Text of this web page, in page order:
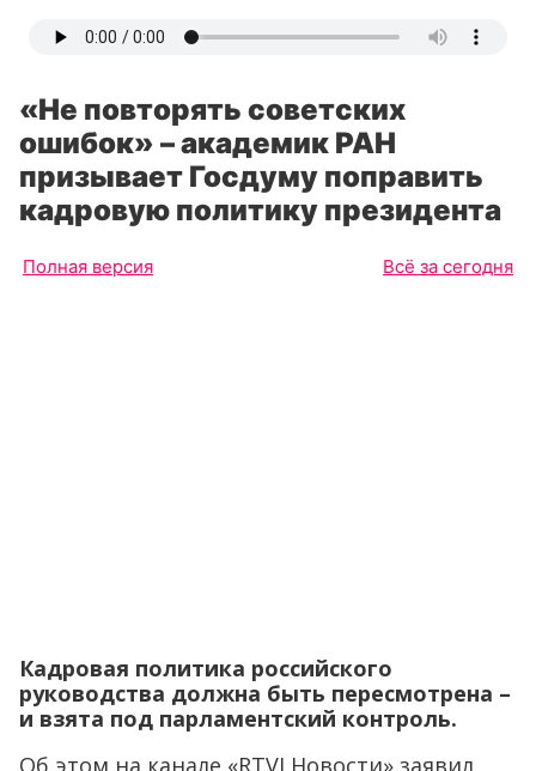
«Не повторять советских
ошибок» – академик РАН
призывает Госдуму поправить
кадровую политику президента
Полная версия Всё за сегодня
Кадровая политика российского
руководства должна быть пересмотрена –
и взята под парламентский контроль.
Об этом на канале «RTVI Новости» заявил